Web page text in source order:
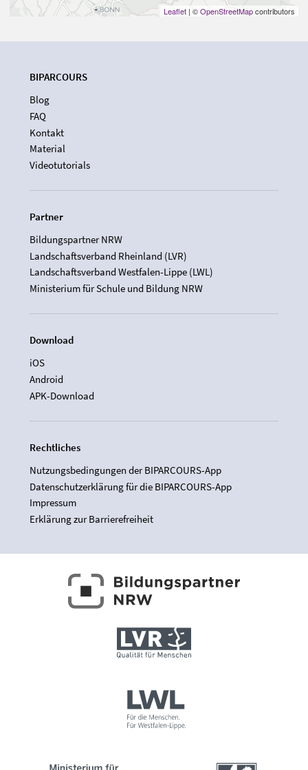
Leaflet | ©OpenStreetMapcontributors
BIPARCOURS
Blog
FAQ
Kontakt
Material
Videotutorials
Partner
Bildungspartner NRW
Landschaftsverband Rheinland (LVR)
Landschaftsverband Westfalen-Lippe (LWL)
Ministerium für Schule und Bildung NRW
Download
iOS
Android
APK-Download
Rechtliches
Nutzungsbedingungen der BIPARCOURS-App
Datenschutzerklärung für die BIPARCOURS-App
Impressum
Erklärung zur Barrierefreiheit